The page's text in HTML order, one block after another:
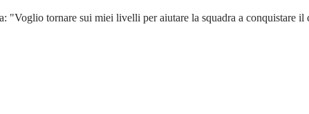
"Voglio tornare sui miei livelli per aiutare la squadra a conquistare il